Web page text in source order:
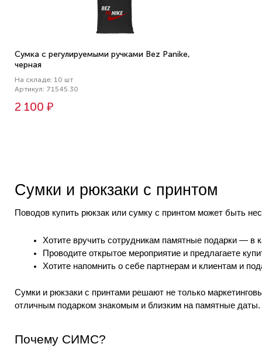
Сумка с регулируемыми ручками Bez Panike,
черная
На складе: 10 шт
Артикул: 71545.30
2 100 ₽
Сумки и рюкзаки с принтом
Поводов купить рюкзак или сумку с принтом может быть
Хотите вручить сотрудникам памятные подарки — в
Проводите открытое мероприятие и предлагаете
Хотите напомнить о себе партнерам и клиентам и
Сумки и рюкзаки с принтами решают не только
отличным подарком знакомым и близким на памятные даты.
Почему СИМС?